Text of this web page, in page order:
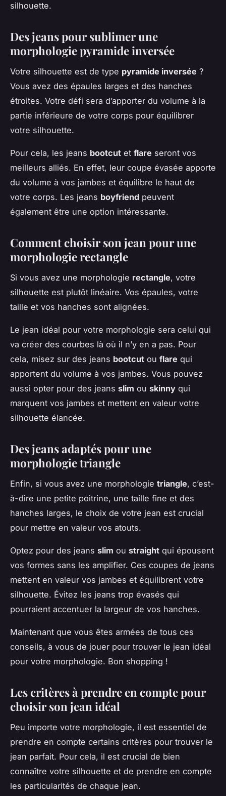
silhouette.
Des jeans pour sublimer une
morphologie pyramide inversée
Votre silhouette est de type pyramide inversée ?
Vous avez des épaules larges et des hanches
étroites. Votre défi sera d’apporter du volume à la
partie inférieure de votre corps pour équilibrer
votre silhouette.
Pour cela, les jeans bootcut et flare seront vos
meilleurs alliés. En effet, leur coupe évasée apporte
du volume à vos jambes et équilibre le haut de
votre corps. Les jeans boyfriend peuvent
également être une option intéressante.
Comment choisir son jean pour une
morphologie rectangle
Si vous avez une morphologie rectangle, votre
silhouette est plutôt linéaire. Vos épaules, votre
taille et vos hanches sont alignées.
Le jean idéal pour votre morphologie sera celui qui
va créer des courbes là où il n’y en a pas. Pour
cela, misez sur des jeans bootcut ou flare qui
apportent du volume à vos jambes. Vous pouvez
aussi opter pour des jeans slim ou skinny qui
marquent vos jambes et mettent en valeur votre
silhouette élancée.
Des jeans adaptés pour une
morphologie triangle
Enfin, si vous avez une morphologie triangle, c’est-
à-dire une petite poitrine, une taille fine et des
hanches larges, le choix de votre jean est crucial
pour mettre en valeur vos atouts.
Optez pour des jeans slim ou straight qui épousent
vos formes sans les amplifier. Ces coupes de jeans
mettent en valeur vos jambes et équilibrent votre
silhouette. Évitez les jeans trop évasés qui
pourraient accentuer la largeur de vos hanches.
Maintenant que vous êtes armées de tous ces
conseils, à vous de jouer pour trouver le jean idéal
pour votre morphologie. Bon shopping !
Les critères à prendre en compte pour
choisir son jean idéal
Peu importe votre morphologie, il est essentiel de
prendre en compte certains critères pour trouver le
jean parfait. Pour cela, il est crucial de bien
connaître votre silhouette et de prendre en compte
les particularités de chaque jean.